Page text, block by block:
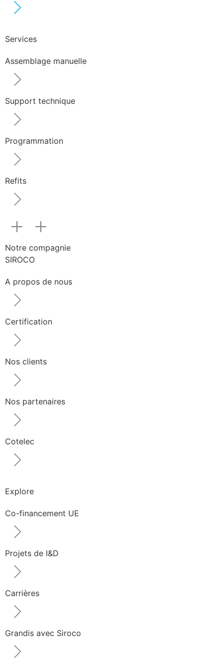
Services
Assemblage manuelle
Support technique
Programmation
Refits
Notre compagnie
SIROCO
A propos de nous
Certification
Nos clients
Nos partenaires
Cotelec
Explore
Co-financement UE
Projets de I&D
Carrières
Grandis avec Siroco